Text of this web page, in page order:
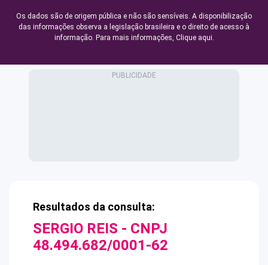
Os dados são de origem pública e não são sensíveis. A disponibilização
das informações observa a legislação brasileira e o direito de acesso à
informação. Para mais informações, Clique aqui.
Resultados da consulta:
SERGIO REIS - CNPJ
48.494.682/0001-62